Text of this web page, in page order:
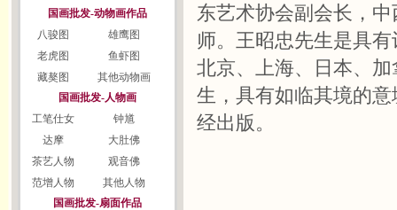
国画批发-动物画作品
八骏图
雄鹰图
老虎图
鱼虾图
藏獒图
其他动物画
国画批发-人物画
工笔仕女
钟馗
达摩
大肚佛
茶艺人物
观音佛
范增人物
其他人物
国画批发-扇面作品
东艺术协会副会长，
师。王昭忠先生是具
北京、上海、日本、
生，具有如临其境的
经出版。